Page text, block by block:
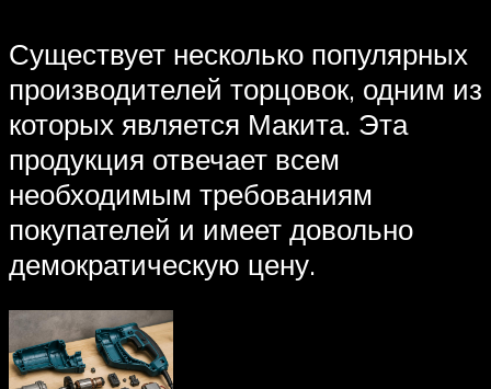
Существует несколько популярных
производителей торцовок, одним из
которых является Макита. Эта
продукция отвечает всем
необходимым требованиям
покупателей и имеет довольно
демократическую цену.